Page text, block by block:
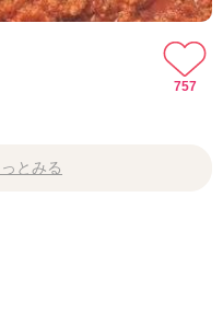
757
とみる